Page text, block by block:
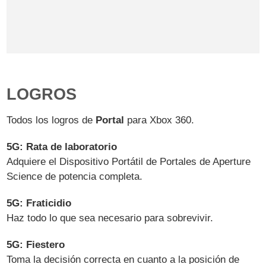
LOGROS
Todos los logros de Portal para Xbox 360.
5G: Rata de laboratorio
Adquiere el Dispositivo Portátil de Portales de Aperture
Science de potencia completa.
5G: Fraticidio
Haz todo lo que sea necesario para sobrevivir.
5G: Fiestero
Toma la decisión correcta en cuanto a la posición de